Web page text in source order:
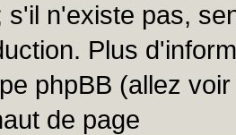
s'il n'existe pas,
Plus
phpBB (allez
de page